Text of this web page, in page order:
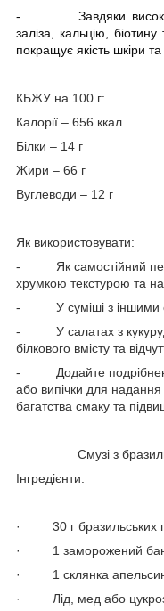
-
Завдяки
заліза, кальцію, біотину
покращує якість шкіри та
КБЖУ на 100 г:
Калорії – 656 ккал
Білки – 14 г
Жири – 66 г
Вуглеводи – 12 г
Як використовувати:
-
Як самостійний
хрумкою текстурою та
-
У суміші з іншими
-
У салатах з
білкового вмісту та
-
Додайте
або випічки для надання
багатства смаку та
Смузі з
Інгредієнти:
·
30 г бразильських
·
1 заморожений
·
1 склянка
·
Лід, мед або